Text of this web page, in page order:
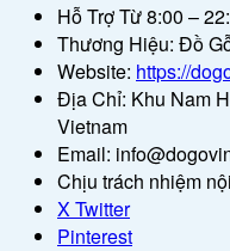
Hỗ Trợ Từ 8:00 –
Thương Hiệu: Đồ
Website: https://
Địa Chỉ: Khu Nam
Vietnam
Email:
Chịu trách nhiệm
X Twitter
Pinterest